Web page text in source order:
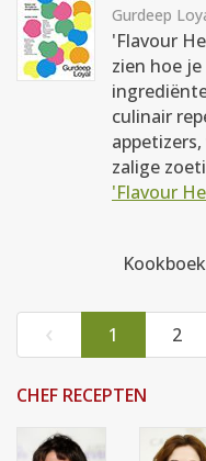
Gurdeep
'Flavour
zien hoe
culinair
zalige
'Flavour
‹ 1 2
CHEF RECEPTEN